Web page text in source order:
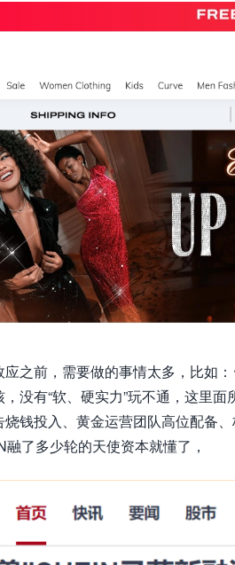
之前，需要做的事情太多，比如：
没有“软、硬实力”玩不通，这里
钱投入、黄金运营团队高位配备
了多少轮的天使资本就懂了，